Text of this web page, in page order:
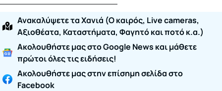
Ανακαλύψετε τα Χανιά (O καιρός, Live cameras,
Αξιοθέατα, Καταστήματα, Φαγητό και ποτό κ.α.)
Ακολουθήστε μας στο Google News και μάθετε
πρώτοι όλες τις ειδήσεις!
Ακολουθήστε μας στην επίσημη σελίδα στο
Facebook